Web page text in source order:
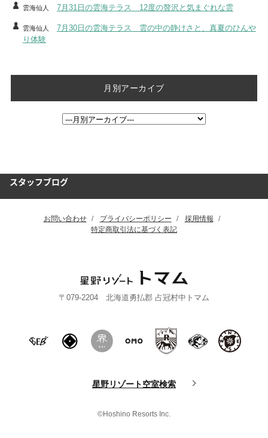
雲海仙人 7月31日の雲海テラス 12度の贅沢と気まぐれな雲
雲海仙人
7月30日の雲海テラス 雲の中の静けさと、真夏のひんや
り体験
月別アーカイブ
スタッフブログ
お問い合わせ プライバシーポリシー
採用情報
特定商取引法に基づく表記
〒079-2204 北海道勇払郡 占冠村中トマム
星野リゾート空室検索
©Hoshino Resorts Inc.